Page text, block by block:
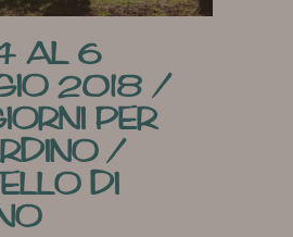
AL 6
2018 /
PER
/
DI